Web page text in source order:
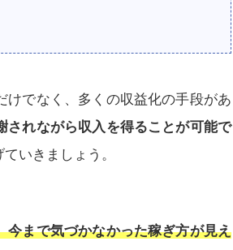
でなく、多くの収益化の手段があ
されながら収入を得ることが可能で
いきましょう。
今まで気づかなかった稼ぎ方が見え